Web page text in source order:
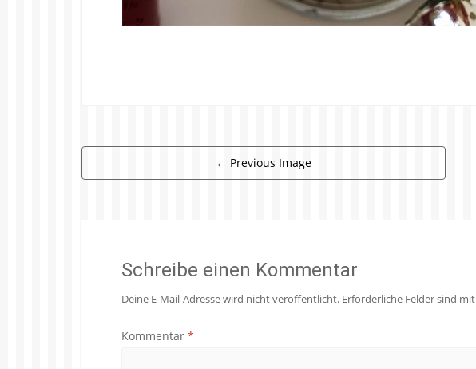
← Previous Image
Schreibe einen Kommentar
Deine E-Mail-Adresse wird nicht veröffentlicht. Erforderliche Felder sind mit
Kommentar *